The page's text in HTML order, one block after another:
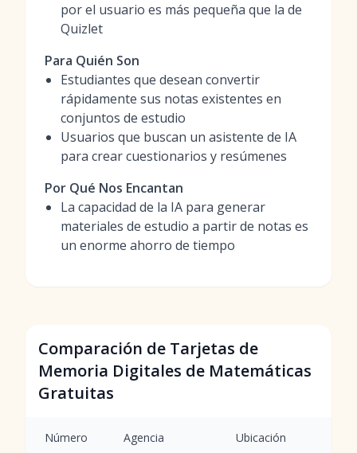
por el usuario es más pequeña que la de
Quizlet
Para Quién Son
Estudiantes que desean convertir
rápidamente sus notas existentes en
conjuntos de estudio
Usuarios que buscan un asistente de IA
para crear cuestionarios y resúmenes
Por Qué Nos Encantan
La capacidad de la IA para generar
materiales de estudio a partir de notas es
un enorme ahorro de tiempo
Comparación de Tarjetas de
Memoria Digitales de Matemáticas
Gratuitas
Número Agencia Ubicación